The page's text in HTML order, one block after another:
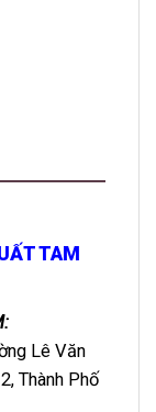
TAM
Lê Văn
Thành Phố